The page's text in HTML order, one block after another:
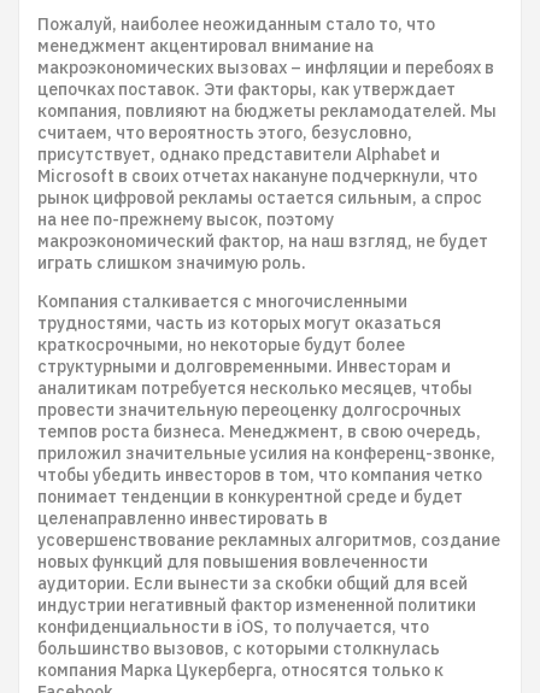
Пожалуй, наиболее неожиданным стало то, что
менеджмент акцентировал внимание на
макроэкономических вызовах – инфляции и перебоях в
цепочках поставок. Эти факторы, как утверждает
компания, повлияют на бюджеты рекламодателей. Мы
считаем, что вероятность этого, безусловно,
присутствует, однако представители Alphabet и
Microsoft в своих отчетах накануне подчеркнули, что
рынок цифровой рекламы остается сильным, а спрос
на нее по-прежнему высок, поэтому
макроэкономический фактор, на наш взгляд, не будет
играть слишком значимую роль.
Компания сталкивается с многочисленными
трудностями, часть из которых могут оказаться
краткосрочными, но некоторые будут более
структурными и долговременными. Инвесторам и
аналитикам потребуется несколько месяцев, чтобы
провести значительную переоценку долгосрочных
темпов роста бизнеса. Менеджмент, в свою очередь,
приложил значительные усилия на конференц-звонке,
чтобы убедить инвесторов в том, что компания четко
понимает тенденции в конкурентной среде и будет
целенаправленно инвестировать в
усовершенствование рекламных алгоритмов, создание
новых функций для повышения вовлеченности
аудитории. Если вынести за скобки общий для всей
индустрии негативный фактор измененной политики
конфиденциальности в iOS, то получается, что
большинство вызовов, с которыми столкнулась
компания Марка Цукерберга, относятся только к